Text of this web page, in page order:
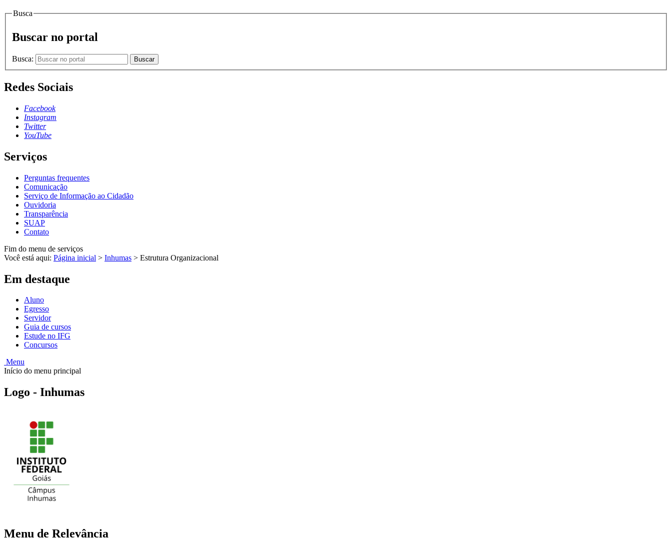
Busca
Buscar no portal
Busca: Buscar
Redes Sociais
Facebook
Instagram
Twitter
YouTube
Serviços
Perguntas frequentes
Comunicação
Serviço de Informação ao Cidadão
Ouvidoria
Transparência
SUAP
Contato
Fim do menu de serviços
Você está aqui: Página inicial > Inhumas > Estrutura Organizacional
Em destaque
Aluno
Egresso
Servidor
Guia de cursos
Estude no IFG
Concursos
Menu
Início do menu principal
Logo - Inhumas
Menu de Relevância